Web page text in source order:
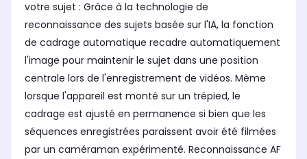
votre sujet : Grâce à la technologie de
reconnaissance des sujets basée sur l'IA, la fonction
de cadrage automatique recadre automatiquement
l'image pour maintenir le sujet dans une position
centrale lors de l'enregistrement de vidéos. Même
lorsque l'appareil est monté sur un trépied, le
cadrage est ajusté en permanence si bien que les
séquences enregistrées paraissent avoir été filmées
par un caméraman expérimenté. Reconnaissance AF